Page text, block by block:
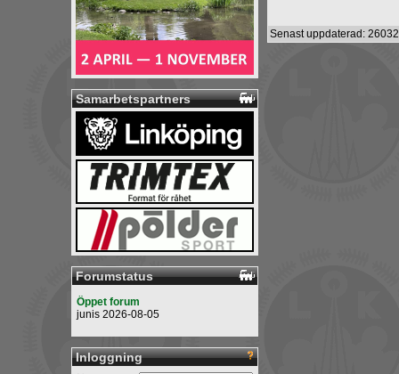
Samarbetspartners
Forumstatus
Öppet forum
junis 2026-08-05
Inloggning
Senast uppdaterad: